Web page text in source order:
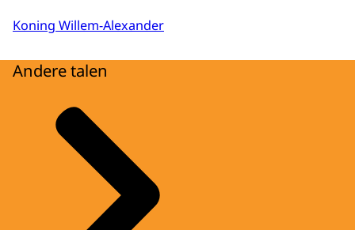
Koning Willem-Alexander
Andere talen